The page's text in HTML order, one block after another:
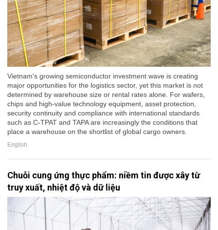
Vietnam's growing semiconductor investment wave is creating
major opportunities for the logistics sector, yet this market is not
determined by warehouse size or rental rates alone. For wafers,
chips and high-value technology equipment, asset protection,
security continuity and compliance with international standards
such as C-TPAT and TAPA are increasingly the conditions that
place a warehouse on the shortlist of global cargo owners.
English
Chuỗi cung ứng thực phẩm: niềm tin được xây từ
truy xuất, nhiệt độ và dữ liệu